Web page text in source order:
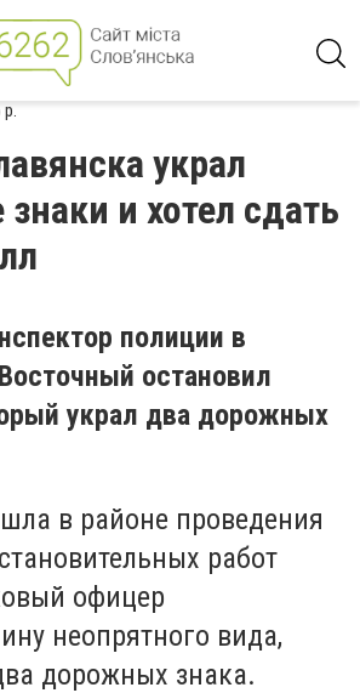
украл
и хотел сдать
полиции в
остановил
украл два дорожных
в районе проведения
работ
офицер
неопрятного вида,
дорожных знака.